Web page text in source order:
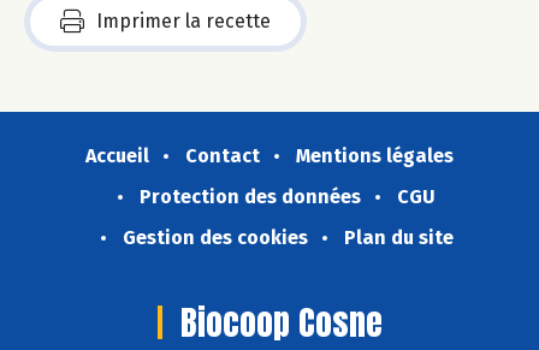
Imprimer la recette
Accueil Contact
Mentions légales
Protection des données
CGU
Gestion des cookies
Plan du site
Biocoop Cosne